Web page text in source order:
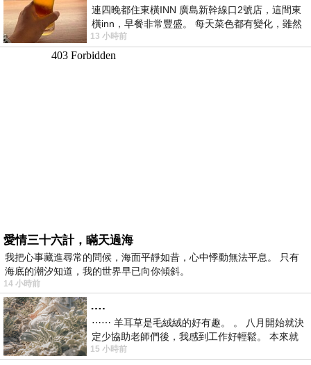
連四晚都住東橫INN 廣島新幹線口2號店，這間東
橫inn，早餐非常豐盛。 每天菜色都有變化，雖然
看到工作人員拿出料理包加熱，但
13 小時前
愛情三十六計，瞞天過海
我把心事藏進尋常的問候，海面平靜如昔，心中悸動無法平息。 只有
海底的潮汐知道，我的世界早已向你傾斜。
14 小時前
….
⋯⋯ 羊耳草是毛絨絨的好有趣。 。 八月開始就決
定少協助老師們後，我感到工作好輕鬆。 本來就
不是我的工作啊。 真
15 小時前